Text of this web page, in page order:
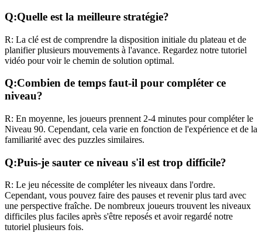
Q:Quelle est la meilleure stratégie?
R: La clé est de comprendre la disposition initiale du plateau et de
planifier plusieurs mouvements à l'avance. Regardez notre tutoriel
vidéo pour voir le chemin de solution optimal.
Q:Combien de temps faut-il pour compléter ce
niveau?
R: En moyenne, les joueurs prennent 2-4 minutes pour compléter le
Niveau 90. Cependant, cela varie en fonction de l'expérience et de la
familiarité avec des puzzles similaires.
Q:Puis-je sauter ce niveau s'il est trop difficile?
R: Le jeu nécessite de compléter les niveaux dans l'ordre.
Cependant, vous pouvez faire des pauses et revenir plus tard avec
une perspective fraîche. De nombreux joueurs trouvent les niveaux
difficiles plus faciles après s'être reposés et avoir regardé notre
tutoriel plusieurs fois.